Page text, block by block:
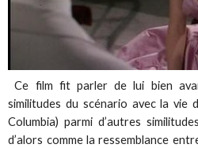
Ce film fit parler de lui bien
similitudes du scénario avec la vie
Columbia) parmi d’autres
d’alors comme la ressemblance